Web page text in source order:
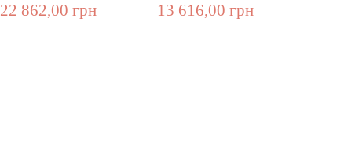
22 862,00 грн 13 616,00 грн